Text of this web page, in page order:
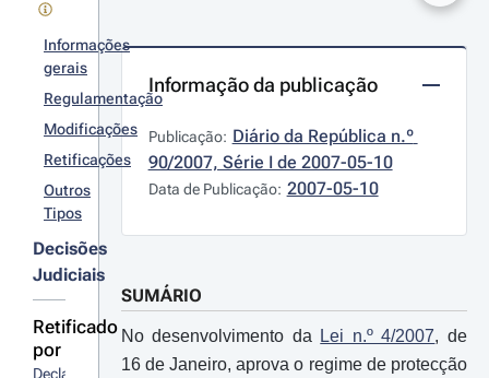
Informações
gerais
Regulamentação
Modificações
Retificações
Outros
Tipos
Decisões
Judiciais
Retificado
por
Declaração
Informação da publicação
Publicação: Diário da República n.º
90/2007, Série I de 2007-05-10
Data de Publicação: 2007-05-10
SUMÁRIO
No desenvolvimento da Lei n.º 4/2007, de
16 de Janeiro, aprova o regime de protecção